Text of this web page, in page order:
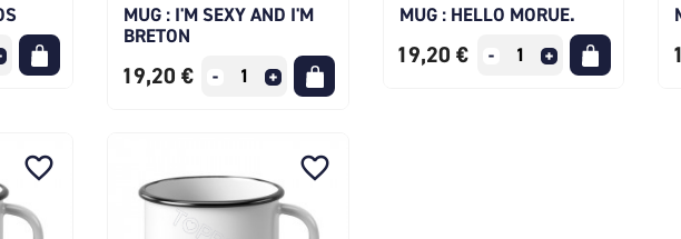
MUG : I'M SEXY AND I'M
BRETON
19,20 €
MUG : HELLO MORUE.
19,20 €
favorite_border favorite_border